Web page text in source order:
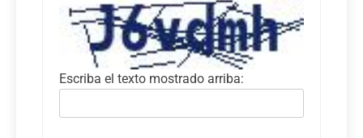
Escriba el texto mostrado arriba: